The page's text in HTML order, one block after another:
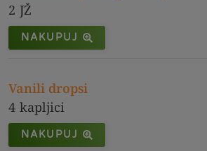
2 JŽ
NAKUPUJ
Vanili dropsi
4 kapljici
NAKUPUJ